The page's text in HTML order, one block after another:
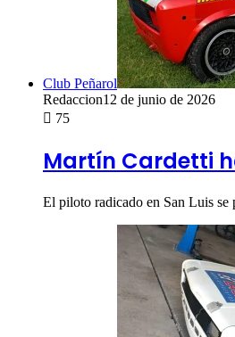
Club Peñarol
Redaccion12 de junio de 2026
75
Martín Cardetti
El piloto radicado en San Luis